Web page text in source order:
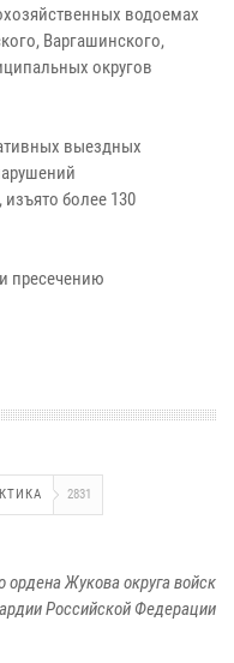
водоемах
Варгашинского,
округов
выездных
более 130
пресечению
2831
ордена Жукова округа войск
Российской Федерации